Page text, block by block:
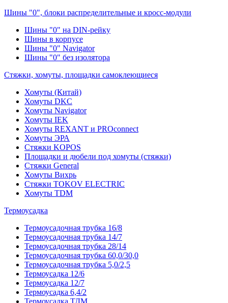
Шины "0", блоки распределительные и кросс-модули
Шины "0" на DIN-рейку
Шины в корпусе
Шины "0" Navigator
Шины "0" без изолятора
Стяжки, хомуты, площадки самоклеющиеся
Хомуты (Китай)
Хомуты DKC
Хомуты Navigator
Хомуты IEK
Хомуты REXANT и PROconnect
Хомуты ЭРА
Стяжки KOPOS
Площадки и дюбели под хомуты (стяжки)
Стяжки General
Хомуты Вихрь
Стяжки TOKOV ELECTRIC
Хомуты TDM
Термоусадка
Термоусадочная трубка 16/8
Термоусадочная трубка 14/7
Термоусадочная трубка 28/14
Термоусадочная трубка 60,0/30,0
Термоусадочная трубка 5,0/2,5
Термоусадка 12/6
Термоусадка 12/7
Термоусадка 6,4/2
Термоусадка ТДМ